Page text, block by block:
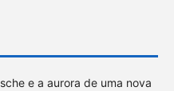
e a aurora de uma nova